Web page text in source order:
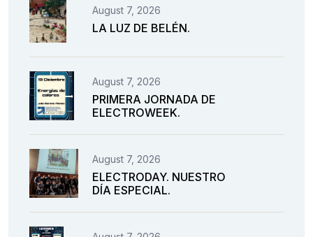
August 7, 2026
LA LUZ DE BELÉN.
August 7, 2026
PRIMERA JORNADA DE
ELECTROWEEK.
August 7, 2026
ELECTRODAY. NUESTRO
DÍA ESPECIAL.